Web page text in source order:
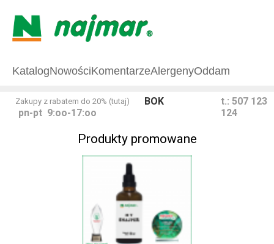
KatalogNowościKomentarzeAlergenyOddam
Zakupy z rabatem do 20% (tutaj)
BOK
pn-pt 9:oo-17:oo
t.: 507 123
124
Produkty promowane